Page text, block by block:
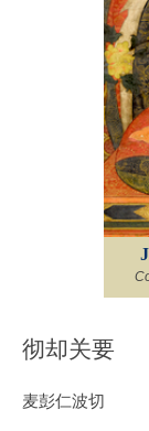
彻却关要
麦彭仁波切